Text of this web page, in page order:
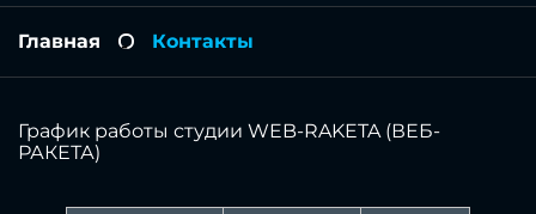
Главная - Контакты
График работы студии WEB-RAKETA (ВЕБ-
РАКЕТА)